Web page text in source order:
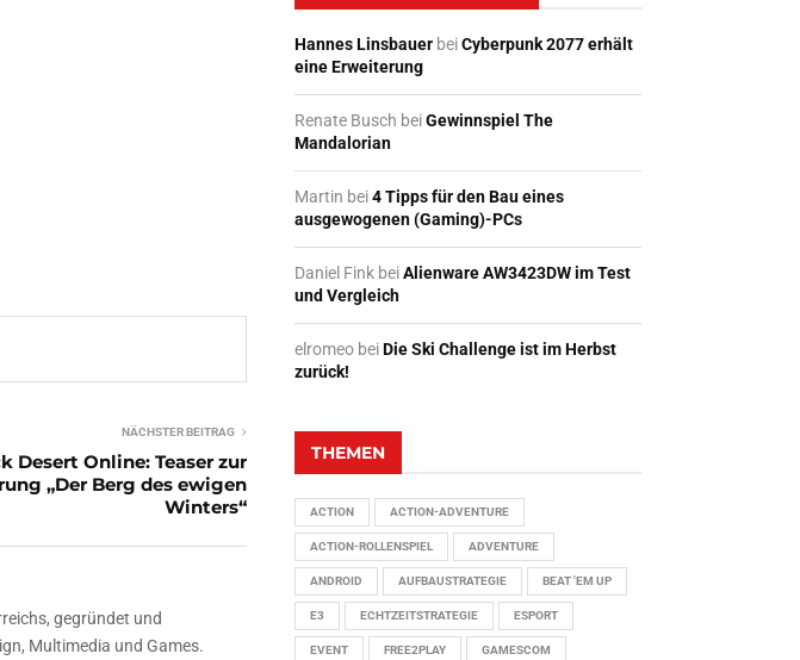
NÄCHSTER BEITRAG
Desert Online: Teaser zur
„Der Berg des ewigen
Winters“
gegründet und
Multimedia und Games.
Hannes Linsbauer beiCyberpunk 2077 erhält
eine Erweiterung
Renate Busch beiGewinnspiel The
Mandalorian
Martin bei4 Tipps für den Bau eines
ausgewogenen (Gaming)-PCs
Daniel Fink beiAlienware AW3423DW im Test
und Vergleich
elromeo beiDie Ski Challenge ist im Herbst
zurück!
THEMEN
ACTION ACTION-ADVENTURE
ACTION-ROLLENSPIEL ADVENTURE
ANDROID AUFBAUSTRATEGIE BEAT 'EM UP
E3 ECHTZEITSTRATEGIE ESPORT
EVENT FREE2PLAY GAMESCOM